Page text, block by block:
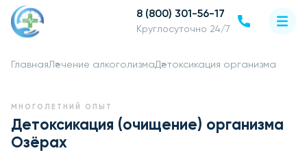
8 (800) 301-56-17
Круглосуточно 24/7
ГлавнаяЛечение алкоголизмаДетоксикация организма
МНОГОЛЕТНИЙ ОПЫТ
Детоксикация (очищение) организма
Озёрах